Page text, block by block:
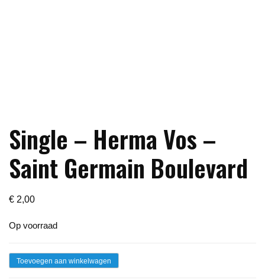
Single – Herma Vos –
Saint Germain Boulevard
€ 2,00
Op voorraad
Single
Toevoegen aan winkelwagen